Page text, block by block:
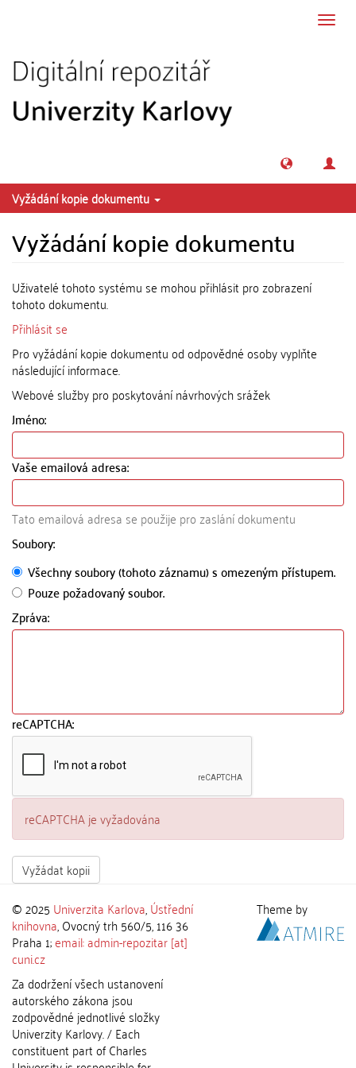
Vyžádání kopie dokumentu
Vyžádání kopie dokumentu
Uživatelé tohoto systému se mohou přihlásit pro zobrazení
tohoto dokumentu.
Přihlásit se
Pro vyžádání kopie dokumentu od odpovědné osoby vyplňte
následující informace.
Webové služby pro poskytování návrhových srážek
Jméno:
Vaše emailová adresa:
Tato emailová adresa se použije pro zaslání dokumentu
Soubory:
Všechny soubory (tohoto záznamu) s omezeným přístupem.
Pouze požadovaný soubor.
Zpráva:
reCAPTCHA:
reCAPTCHA je vyžadována
Vyžádat kopii
© 2025 Univerzita Karlova,Ústřední
knihovna, Ovocný trh 560/5, 116 36
Praha 1;email: admin-repozitar [at]
cuni.cz
Za dodržení všech ustanovení
autorského zákona jsou
zodpovědné jednotlivé složky
Univerzity Karlovy. / Each
constituent part of Charles
Theme by